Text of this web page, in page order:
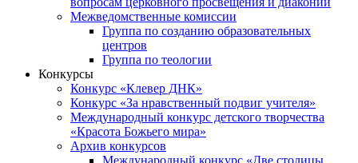
Межведомственные комиссии
Группа по созданию образовательных
центров
Группа по теологии
Конкурсы
Конкурс «Клевер ДНК»
Конкурс «За нравственный подвиг учителя»
Международный конкурс детского творчества
«Красота Божьего мира»
Архив конкурсов
Международный конкурс «Две столицы